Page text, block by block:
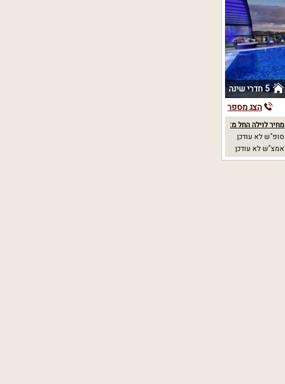
5 חדרי שינה
הצג מספר
מחיר לוילה החל מ:
סופ"ש לא עודכן
אמצ"ש לא עודכן